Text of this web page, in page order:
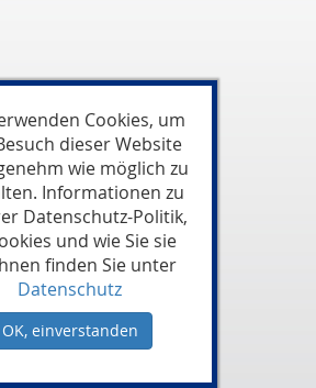
Cookies, um
dieser Website
wie möglich zu
Informationen zu
Datenschutz-Politik,
und wie Sie sie
finden Sie unter
Datenschutz
OK, einverstanden